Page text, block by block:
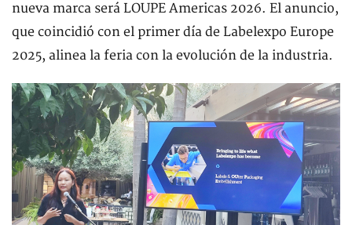
nueva marca será LOUPE Americas 2026. El anuncio,
que coincidió con el primer día de Labelexpo Europe
2025, alinea la feria con la evolución de la industria.